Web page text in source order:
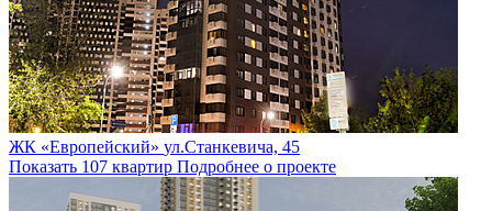
ЖК «Европейский» ул.Станкевича, 45
Показать 107 квартир Подробнее о проекте